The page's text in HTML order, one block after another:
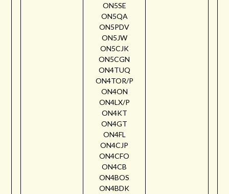
ON5SE
ON5QA
ON5PDV
ON5JW
ON5CJK
ON5CGN
ON4TUQ
ON4TOR/P
ON4ON
ON4LX/P
ON4KT
ON4GT
ON4FL
ON4CJP
ON4CFO
ON4CB
ON4BOS
ON4BDK